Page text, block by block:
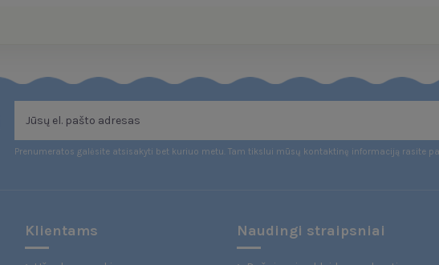
Prenumeratos galėsite atsisakyti bet kuriuo metu. Tam tikslui mūsų kontaktinę informaciją rasite
Klientams Naudingi straipsniai